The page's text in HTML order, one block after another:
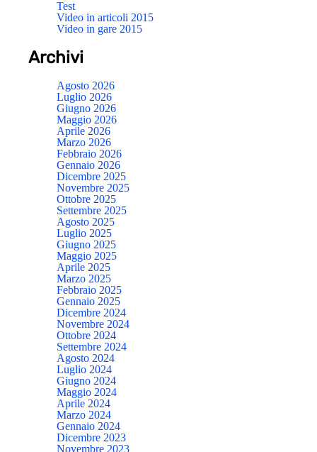
Test
Video in articoli 2015
Video in gare 2015
Archivi
Agosto 2026
Luglio 2026
Giugno 2026
Maggio 2026
Aprile 2026
Marzo 2026
Febbraio 2026
Gennaio 2026
Dicembre 2025
Novembre 2025
Ottobre 2025
Settembre 2025
Agosto 2025
Luglio 2025
Giugno 2025
Maggio 2025
Aprile 2025
Marzo 2025
Febbraio 2025
Gennaio 2025
Dicembre 2024
Novembre 2024
Ottobre 2024
Settembre 2024
Agosto 2024
Luglio 2024
Giugno 2024
Maggio 2024
Aprile 2024
Marzo 2024
Gennaio 2024
Dicembre 2023
Novembre 2023